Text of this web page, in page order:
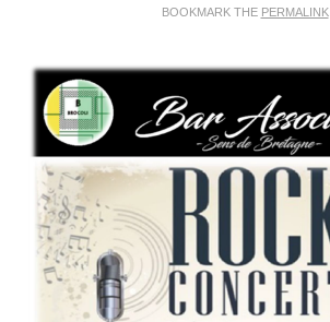
BOOKMARK THE PERMALINK